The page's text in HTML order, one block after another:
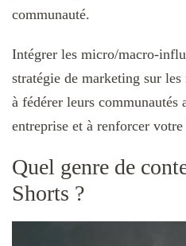
communauté.
Intégrer les micro/macro-
stratégie de marketing sur
à fédérer leurs communautés
entreprise et à renforcer votre
Quel genre de
Shorts ?